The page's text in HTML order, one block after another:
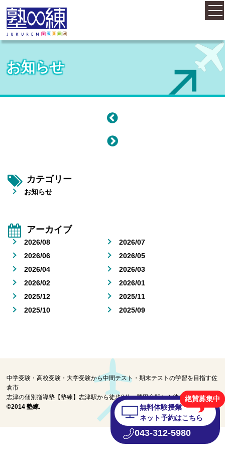
ホーム
コース案内
お知らせ
講師紹介
小学生
大学受験の方
小学生から塾に通った方がいい3つの理由
絶賛募集中
無料体験授業
ネット予約はこちら
043-312-5980
お知らせ
カテゴリー
お知らせ
アーカイブ
2026/08
2026/07
2026/06
2026/05
2026/04
2026/03
2026/02
2026/01
2025/12
2025/11
2025/10
2025/09
中学受験・高校受験・大学受験から中間テスト・期末テストの学習を目指す佐
倉市
志津の個別指導塾【塾練】志津駅から徒歩8分。勝田台駅から徒歩10分。
©2014 塾練.